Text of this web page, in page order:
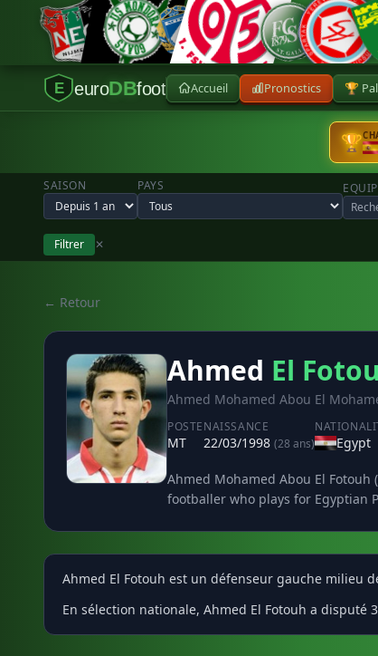
E euroDBfoot Accueil Pronostics 🏆
🏆
SAISON PAYS
Filtrer ✕
← Retour
Ahmed El
Ahmed Mohamed Abou El
POSTE
MT
NAISSANCE
22/03/1998 (28 ans) Egypt
Ahmed Mohamed Abou El Fotouh
footballer who plays for Egyptian
Ahmed El Fotouh est un défenseur gauche milieu
En sélection nationale, Ahmed El Fotouh a disputé